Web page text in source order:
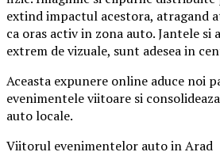
extind impactul acestora, atragand
ca oras activ in zona auto. Jantele si
extrem de vizuale, sunt adesea in
Aceasta expunere online aduce noi
evenimentele viitoare si
auto locale.
Viitorul evenimentelor auto in Arad